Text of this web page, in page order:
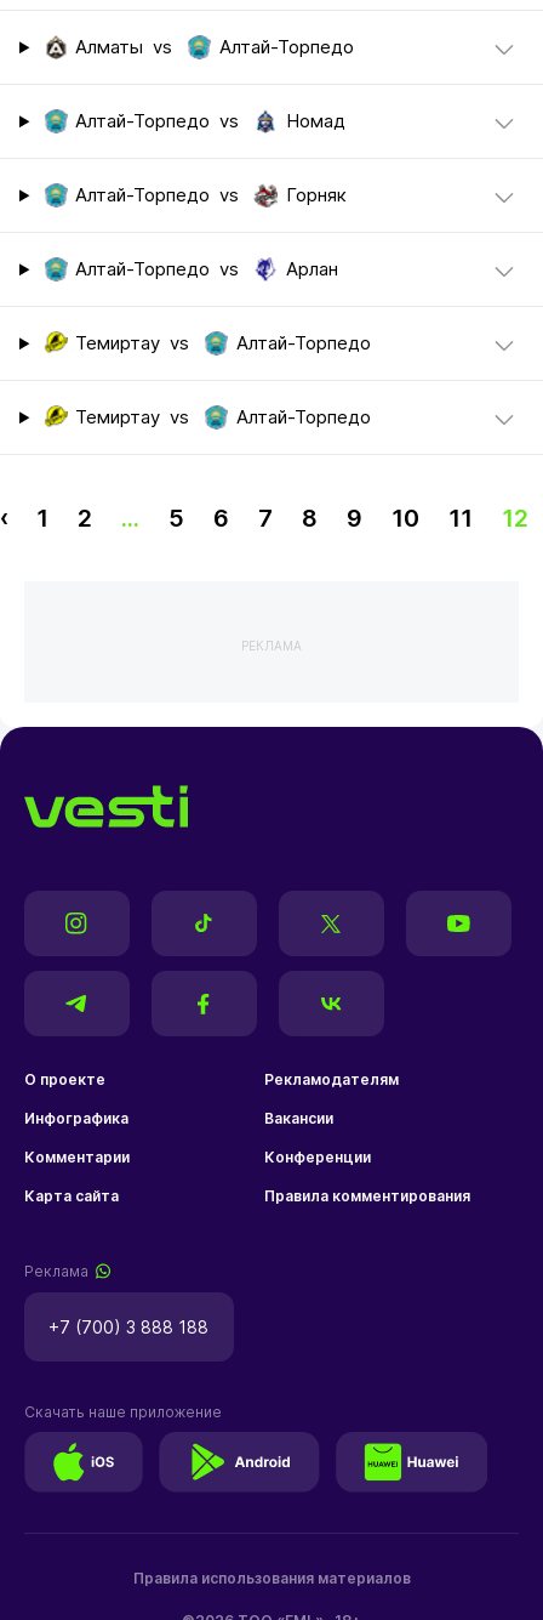
Алматы vs Алтай-Торпедо
Алтай-Торпедо vs Номад
Алтай-Торпедо vs Горняк
Алтай-Торпедо vs Арлан
Темиртау vs Алтай-Торпедо
Темиртау vs Алтай-Торпедо
‹ 1 2 ... 5 6 7 8 9 10 11 12
РЕКЛАМА
О проекте Рекламодателям
Инфографика Вакансии
Комментарии Конференции
Карта сайта Правила комментирования
Реклама
+7 (700) 3 888 188
Правила использования материалов
Скачать наше приложение